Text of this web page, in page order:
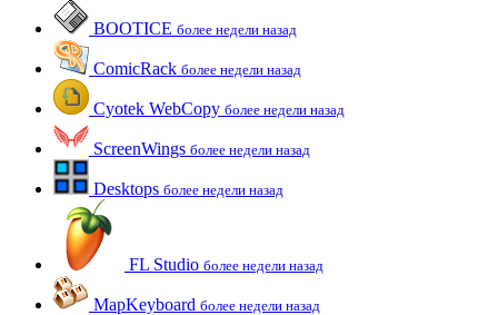
BOOTICE более недели назад
ComicRack более недели назад
Cyotek WebCopy более недели назад
ScreenWings более недели назад
Desktops более недели назад
FL Studio более недели назад
MapKeyboard более недели назад